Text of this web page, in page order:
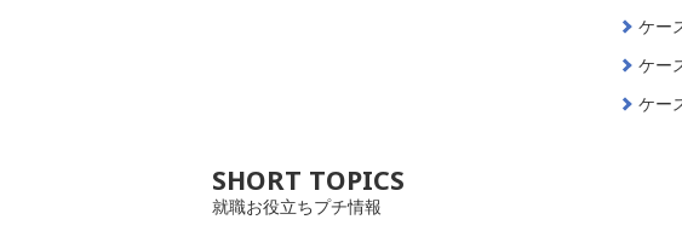
ケー
ケー
ケー
SHORT TOPICS
就職お役立ちプチ情報